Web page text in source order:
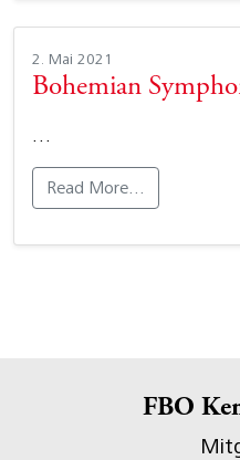
2. Mai 2021
Bohemian
…
Read More…
FBO